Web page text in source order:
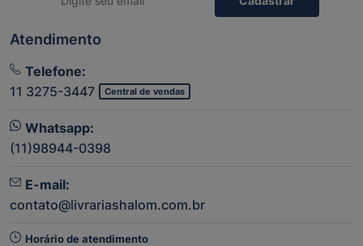
Atendimento
Telefone:
11 3275-3447
Central de vendas
Whatsapp:
(11)98944-0398
E-mail:
contato@livrariashalom.com.br
Horário de atendimento